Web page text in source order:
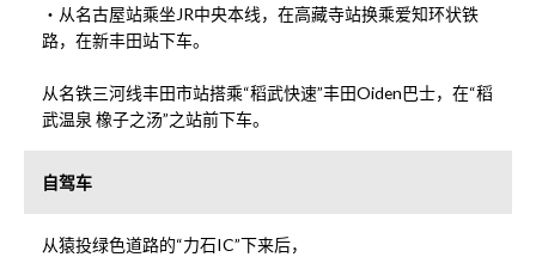
・从名古屋站乘坐JR中央本线，在高藏寺站换乘爱知环状铁
路，在新丰田站下车。
从名铁三河线丰田市站搭乘“稻武快速”丰田Oiden巴士，在“稻
武温泉 橡子之汤”之站前下车。
自驾车
从猿投绿色道路的“力石IC”下来后，